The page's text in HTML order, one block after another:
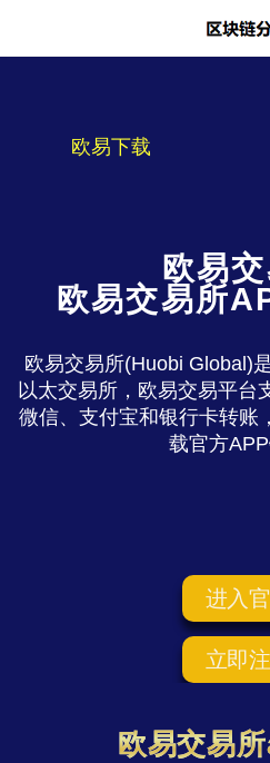
欧易下载
欧易
欧易交易所
欧易交易所(Huobi Global)
以太交易所，欧易交易平台
微信、支付宝和银行卡转账
载官方APP
进入
立即
欧易交易